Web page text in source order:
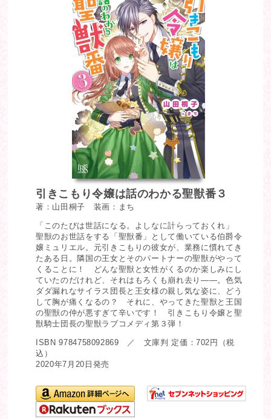
引きこもり令嬢は話のわかる聖獣番３
著：山田桐子 装画：まち
「このたびは世話になる。よしなに計らっておくれ」
聖獣のお世話をする「聖獣番」として働いている伯爵令
嬢ミュリエル。元引きこもりの彼女が、業務に慣れてき
たある日。隣国の王女とそのパートナーの聖獣がやって
くることに！ どんな聖獣と女性がくるのか楽しみにし
ていたのだけれど、それはもろくも崩れ去り――。色気
ダダ漏れなサイラス団長と王女様の親し気な姿に、どう
して胸が痛くなるの？ それに、やってきた聖獣と王国
の聖獣の仲が悪すぎて辛いです！ 引きこもり令嬢と聖
獣騎士団長の聖獣ラブコメディ第３弾！
ISBN 9784758092869 ／ 文庫判 定価：702円（税
込）
2020年7月20日発売